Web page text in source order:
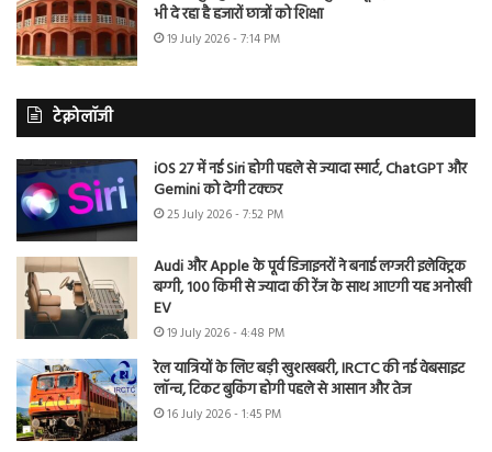
भी दे रहा है हजारों छात्रों को शिक्षा
19 July 2026 - 7:14 PM
टेक्नोलॉजी
iOS 27 में नई Siri होगी पहले से ज्यादा स्मार्ट, ChatGPT और
Gemini को देगी टक्कर
25 July 2026 - 7:52 PM
Audi और Apple के पूर्व डिजाइनरों ने बनाई लग्जरी इलेक्ट्रिक
बग्गी, 100 किमी से ज्यादा की रेंज के साथ आएगी यह अनोखी
EV
19 July 2026 - 4:48 PM
रेल यात्रियों के लिए बड़ी खुशखबरी, IRCTC की नई वेबसाइट
लॉन्च, टिकट बुकिंग होगी पहले से आसान और तेज
16 July 2026 - 1:45 PM